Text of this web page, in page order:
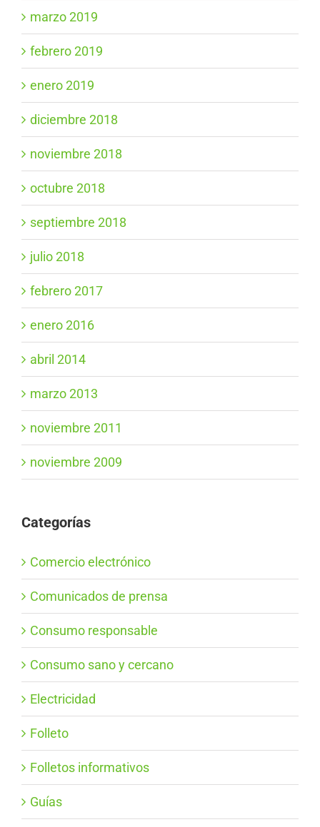
marzo 2019
febrero 2019
enero 2019
diciembre 2018
noviembre 2018
octubre 2018
septiembre 2018
julio 2018
febrero 2017
enero 2016
abril 2014
marzo 2013
noviembre 2011
noviembre 2009
Categorías
Comercio electrónico
Comunicados de prensa
Consumo responsable
Consumo sano y cercano
Electricidad
Folleto
Folletos informativos
Guías